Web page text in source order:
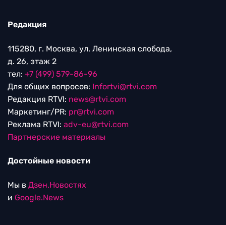
Редакция
115280, г. Москва, ул. Ленинская слобода,
д. 26, этаж 2
тел: +7 (499) 579-86-96
Для общих вопросов: Infortvi@rtvi.com
Редакция RTVI: news@rtvi.com
Маркетинг/PR: pr@rtvi.com
Реклама RTVI: adv-eu@rtvi.com
Партнерские материалы
Достойные новости
Мы в Дзен.Новостях
и Google.News